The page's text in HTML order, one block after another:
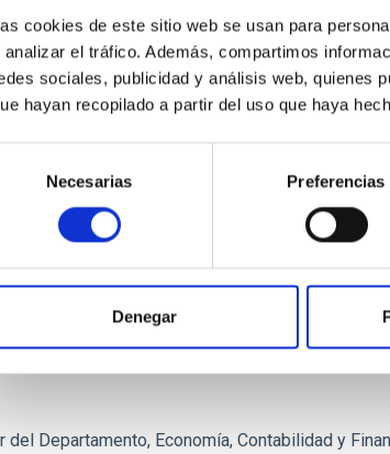
cookies de este sitio web se usan para
analizar el tráfico. Además, compartimos
sociales, publicidad y análisis web, quienes
hayan recopilado a partir del uso que haya
Necesarias Preferencias
Denegar
con una modificación para que La
se van a instalar en La Palma, en caso de que
robótico de 4 metros (Telescopio
que ocupó el telescopio meridiano Carlsberg y,
sustituiríamos uno de los primeros que se
este viaje tan largo si no se consigue el
alguien podría haber cuestionado si
día, este consorcio de primer nivel, formado
está entre los tres mejores del mundo y que
cielo magnífico puede ser una fuente de riqueza
de la imagen que dan nuestros
que ayude a conservar el medioambiente”.
del Departamento, Economía, Contabilidad y